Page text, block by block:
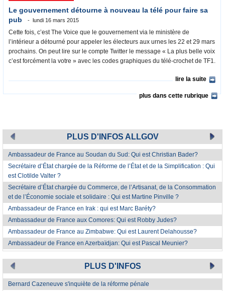
Le gouvernement détourne à nouveau la télé pour faire sa
pub
lundi 16 mars 2015
Cette fois, c’est The Voice que le gouvernement via le ministère de
l’intérieur a détourné pour appeler les électeurs aux urnes les 22 et 29 mars
prochains. On peut lire sur le compte Twitter le message « La plus belle voix
c’est forcément la votre » avec les codes graphiques du télé-crochet de TF1.
lire la suite
plus dans cette rubrique
PLUS D'INFOS ALLGOV
Ambassadeur de France au Soudan du Sud: Qui est Christian Bader?
Secrétaire d’État chargée de la Réforme de l’État et de la Simplification : Qui
est Clotilde Valter ?
Secrétaire d’État chargée du Commerce, de l’Artisanat, de la Consommation
et de l’Économie sociale et solidaire : Qui est Martine Pinville ?
Ambassadeur de France en Irak : qui est Marc Baréty?
Ambassadeur de France aux Comores: Qui est Robby Judes?
Ambassadeur de France au Zimbabwe: Qui est Laurent Delahousse?
Ambassadeur de France en Azerbaïdjan: Qui est Pascal Meunier?
PLUS D'INFOS
Bernard Cazeneuve s'inquiète de la réforme pénale